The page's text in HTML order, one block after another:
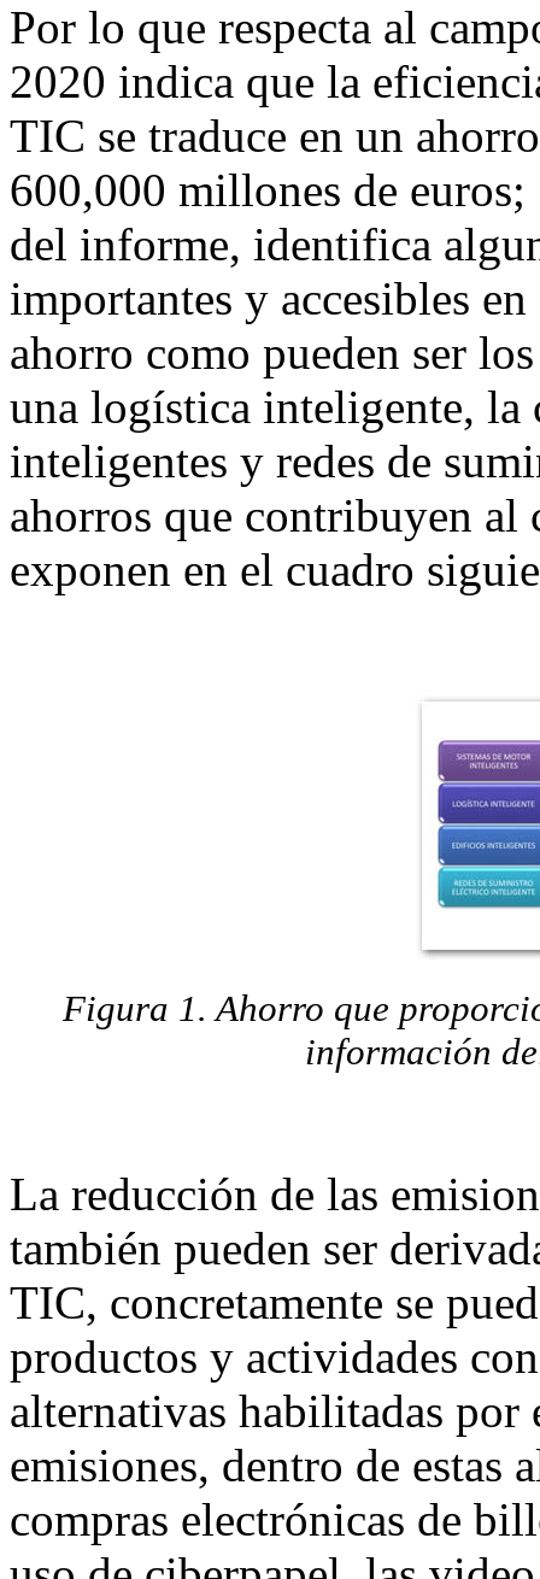
Por lo que respecta al
2020 indica que la
TIC se traduce en un
600,000 millones de
del informe, identifica
importantes y accesibles
ahorro como pueden ser
una logística inteligente,
inteligentes y redes de
ahorros que contribuyen al
exponen en el cuadro
Figura 1. Ahorro que
información
La reducción de las
también pueden ser
TIC, concretamente se
productos y actividades
alternativas habilitadas por
emisiones, dentro de estas
compras electrónicas de